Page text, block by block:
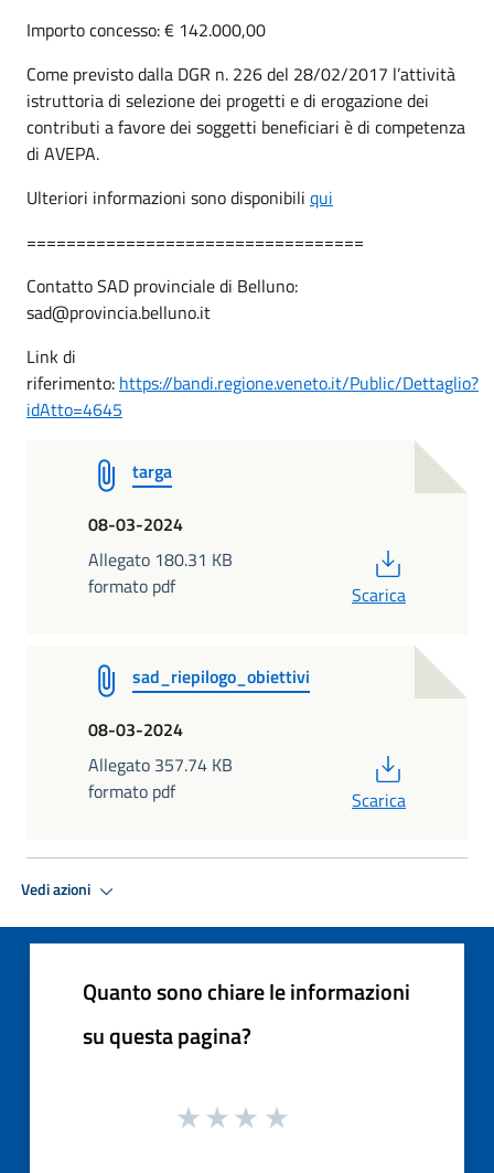
Importo concesso: € 142.000,00
Come previsto dalla DGR n. 226 del 28/02/2017 l’attività
istruttoria di selezione dei progetti e di erogazione dei
contributi a favore dei soggetti beneficiari è di competenza
di AVEPA.
Ulteriori informazioni sono disponibili qui
==================================
Contatto SAD provinciale di Belluno:
sad@provincia.belluno.it
Link di
riferimento: https://bandi.regione.veneto.it/Public/Dettaglio?
idAtto=4645
targa
08-03-2024
Allegato 180.31 KB
formato pdf
Scarica
sad_riepilogo_obiettivi
08-03-2024
Allegato 357.74 KB
formato pdf
Scarica
Vedi azioni
Quanto sono chiare le informazioni
su questa pagina?